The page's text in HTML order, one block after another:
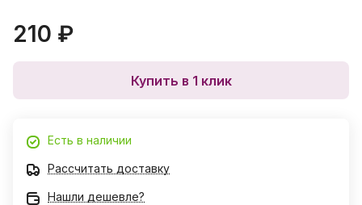
210 ₽
Купить в 1 клик
Есть в наличии
Рассчитать доставку
Нашли дешевле?